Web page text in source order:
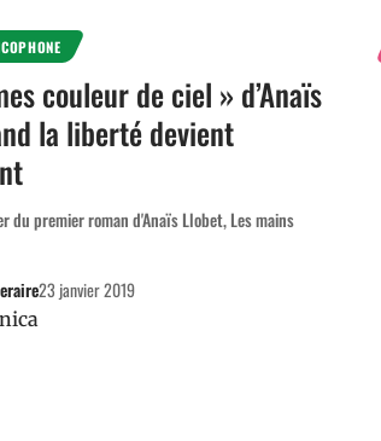
couleur de ciel » d’Anaïs
la liberté devient
du premier roman d'Anaïs Llobet, Les mains
23 janvier 2019